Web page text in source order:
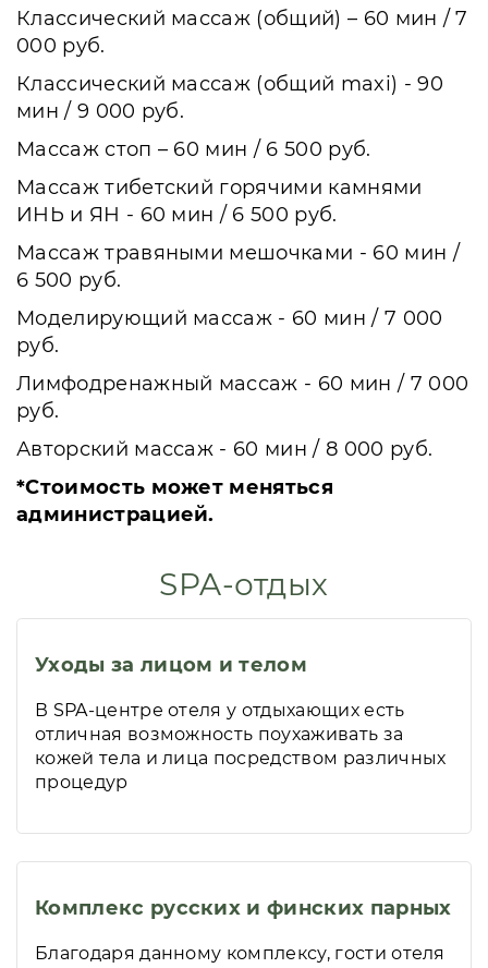
Классический массаж (общий) – 60 мин / 7
000 руб.
Классический массаж (общий maxi) - 90
мин / 9 000 руб.
Массаж стоп – 60 мин / 6 500 руб.
Массаж тибетский горячими камнями
ИНЬ и ЯН - 60 мин / 6 500 руб.
Массаж травяными мешочками - 60 мин /
6 500 руб.
Моделирующий массаж - 60 мин / 7 000
руб.
Лимфодренажный массаж - 60 мин / 7 000
руб.
Авторский массаж - 60 мин / 8 000 руб.
*Стоимость может меняться
администрацией.
SPA-отдых
Уходы за лицом и телом
В SPA-центре отеля у отдыхающих есть
отличная возможность поухаживать за
кожей тела и лица посредством различных
процедур
Комплекс русских и финских парных
Благодаря данному комплексу, гости отеля